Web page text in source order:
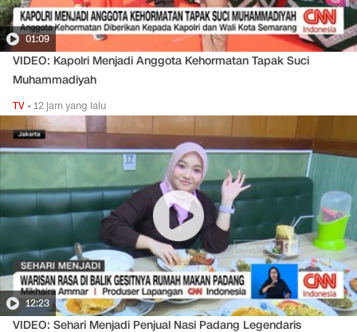
01:09
VIDEO: Kapolri Menjadi Anggota Kehormatan Tapak Suci
Muhammadiyah
TV •12 jam yang lalu
12:23
VIDEO: Sehari Menjadi Penjual Nasi Padang Legendaris